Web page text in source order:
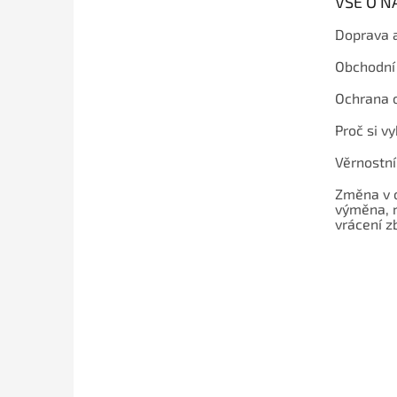
Doprava
Ochrana
Proč si
Změna v
výměna,
vrácení